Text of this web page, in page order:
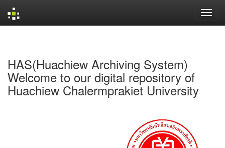
HAS(Huachiew Archiving System)
Welcome to our digital repository of
Huachiew Chalermprakiet University